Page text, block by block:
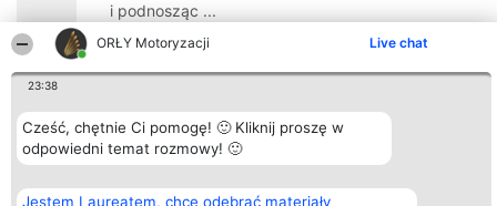
ORŁY Motoryzacji Live chat
23:38
Cześć, chętnie Ci pomogę! 🙂 Kliknij proszę w
odpowiedni temat rozmowy! 🙂
Jestem Laureatem, chcę odebrać materiały
i podnosząc ...
9.6
Organizator plebiscytu
Bright Side Solutions sp. z o.
o. sp. k.
Wrocław 50-079
Plebiscyt
Laureaci
Lista
Laureatów
Kontakt